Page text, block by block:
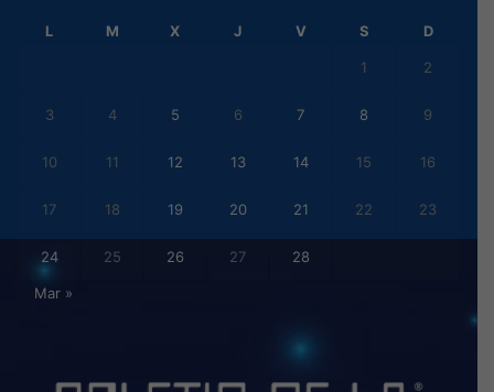
L M X J V S D
1 2
3 4 5 6 7 8 9
10 11 12 13 14 15 16
17 18 19 20 21 22 23
24 25 26 27 28
Mar »